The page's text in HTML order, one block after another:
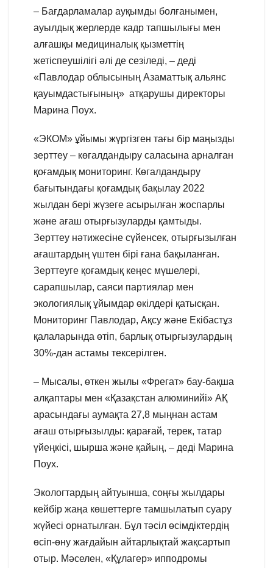
– Бағдарламалар ауқымды болғанымен,
ауылдық жерлерде кадр тапшылығы мен
алғашқы медициналық қызметтің
жетіспеушілігі әлі де сезіледі, – деді
«Павлодар облысының Азаматтық альянс
қауымдастығының» атқарушы директоры
Марина Поух.
«ЭКОМ» ұйымы жүргізген тағы бір маңызды
зерттеу – көгалдандыру саласына арналған
қоғамдық мониторинг. Көгалдандыру
бағытындағы қоғамдық бақылау 2022
жылдан бері жүзеге асырылған жоспарлы
және ағаш отырғызуларды қамтыды.
Зерттеу нәтижесіне сүйенсек, отырғызылған
ағаштардың үштен бірі ғана бақыланған.
Зерттеуге қоғамдық кеңес мүшелері,
сарапшылар, саяси партиялар мен
экологиялық ұйымдар өкілдері қатысқан.
Мониторинг Павлодар, Ақсу және Екібастұз
қалаларында өтіп, барлық отырғызулардың
30%-дан астамы тексерілген.
– Мысалы, өткен жылы «Фрегат» бау-бақша
алқаптары мен «Қазақстан алюминийі» АҚ
арасындағы аумақта 27,8 мыңнан астам
ағаш отырғызылды: қарағай, терек, татар
үйеңкісі, шырша және қайың, – деді Марина
Поух.
Экологтардың айтуынша, соңғы жылдары
кейбір жаңа көшеттерге тамшылатып суару
жүйесі орнатылған. Бұл тәсіл өсімдіктердің
өсіп-өну жағдайын айтарлықтай жақсартып
отыр. Мәселен, «Құлагер» ипподромы